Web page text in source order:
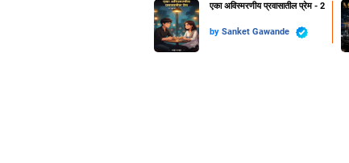
एका अविस्मरणीय प्रवासातील प्रेम - 2
by Sanket Gawande